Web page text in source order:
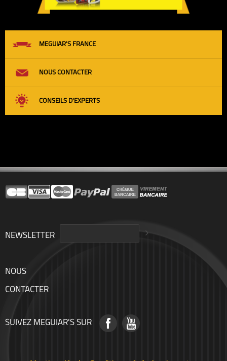
MEGUIAR'S FRANCE
NOUS CONTACTER
CONSEILS D'EXPERTS
NEWSLETTER
NOUS
CONTACTER
SUIVEZ MEGUIAR'S SUR